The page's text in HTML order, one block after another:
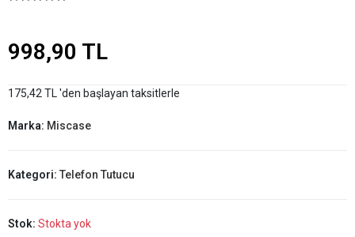
998,90 TL
175,42 TL 'den başlayan taksitlerle
Marka: Miscase
Kategori: Telefon Tutucu
Stok: Stokta yok